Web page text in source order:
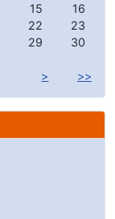
15
16
22
23
29
30
> >>